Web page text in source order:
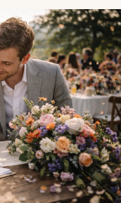
discret avant la